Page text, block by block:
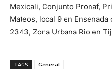
Mexicali, Conjunto Pronaf,
Mateos, local 9 en
2343, Zona Urbana Rio en
TAGS General